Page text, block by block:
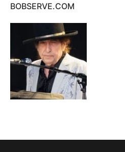
BOBSERVE.COM